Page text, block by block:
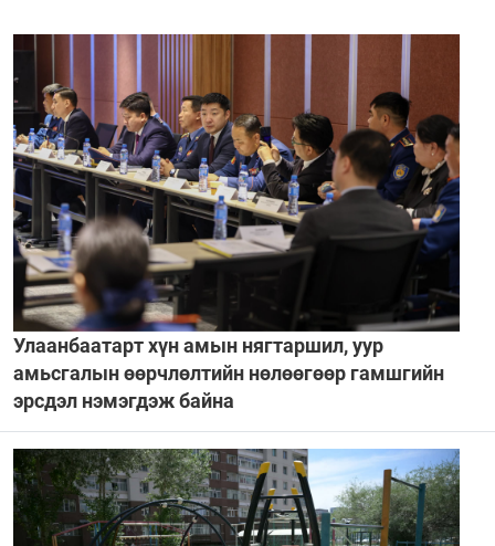
Улаанбаатарт хүн амын нягтаршил, уур
амьсгалын өөрчлөлтийн нөлөөгөөр гамшгийн
эрсдэл нэмэгдэж байна